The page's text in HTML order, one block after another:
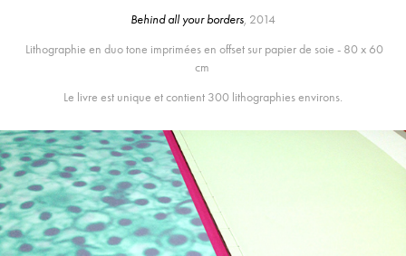
Behind all your borders, 2014
Lithographie en duo tone imprimées en offset sur papier de soie - 80 x 60
cm
Le livre est unique et contient 300 lithographies environs.